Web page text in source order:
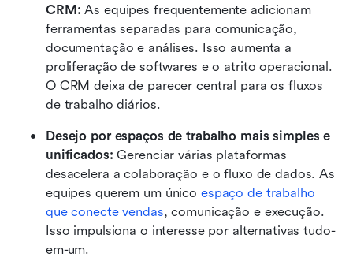
CRM: As equipes frequentemente adicionam
ferramentas separadas para comunicação,
documentação e análises. Isso aumenta a
proliferação de softwares e o atrito operacional.
O CRM deixa de parecer central para os fluxos
de trabalho diários.
Desejo por espaços de trabalho mais simples e
unificados: Gerenciar várias plataformas
desacelera a colaboração e o fluxo de dados. As
equipes querem um único espaço de trabalho
que conecte vendas, comunicação e execução.
Isso impulsiona o interesse por alternativas tudo-
em-um.